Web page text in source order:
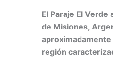
El Paraje El
de Misiones,
aproximadamente
región